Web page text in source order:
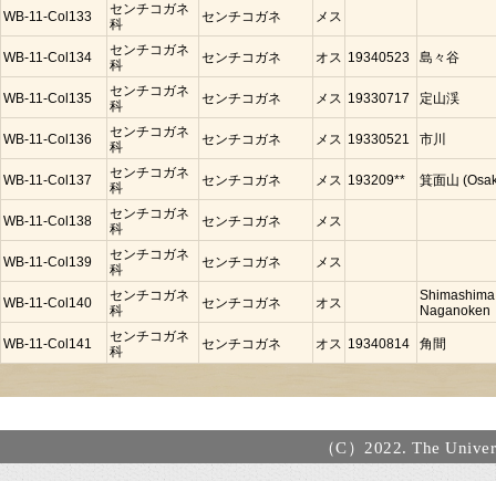
WB-11-Col133
センチコガネ
科
センチコガネ メス
WB-11-Col134
センチコガネ
科
センチコガネ オス 19340523 島々谷
WB-11-Col135
センチコガネ
科
センチコガネ メス 19330717 定山渓
WB-11-Col136
センチコガネ
科
センチコガネ メス 19330521 市川
WB-11-Col137
センチコガネ
科
センチコガネ メス 193209** 箕面山
WB-11-Col138
センチコガネ
科
センチコガネ メス
WB-11-Col139
センチコガネ
科
センチコガネ メス
WB-11-Col140
センチコガネ
科
センチコガネ オス
Shimashima
Naganoken
WB-11-Col141
センチコガネ
科
センチコガネ オス 19340814 角間
（C）2022. The